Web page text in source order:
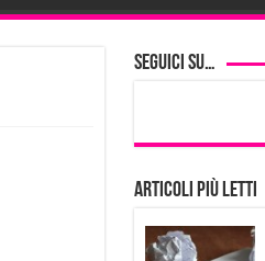
Seguici su…
Articoli più letti